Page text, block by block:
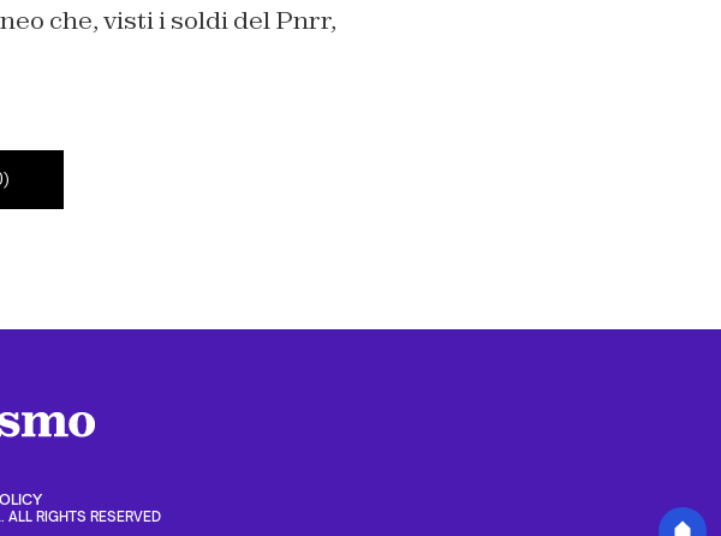
che, visti i soldi del Pnrr,
RIGHTS RESERVED